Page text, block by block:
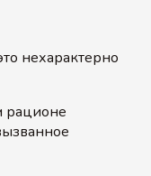
нехарактерно
рационе